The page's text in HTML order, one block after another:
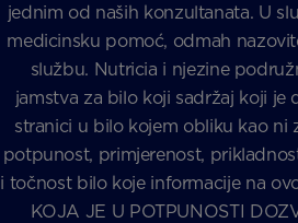
jednim od naših konzultanata. U
medicinsku pomoć, odmah
službu. Nutricia i njezine
jamstva za bilo koji sadržaj koji je
stranici u bilo kojem obliku kao ni
potpunost, primjerenost,
i točnost bilo koje informacije na
KOJA JE U POTPUNOSTI